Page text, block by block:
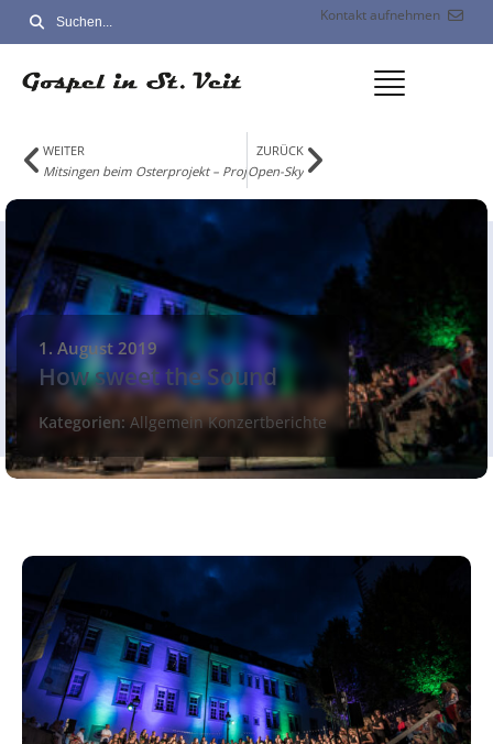
Kontakt aufnehmen
WEITER
Mitsingen beim Osterprojekt – Projektstart 21. Januar 2026
ZURÜCK
Open-Sky
How sweet the Sound
1. August 2019
Kategorien: Allgemein Konzertberichte